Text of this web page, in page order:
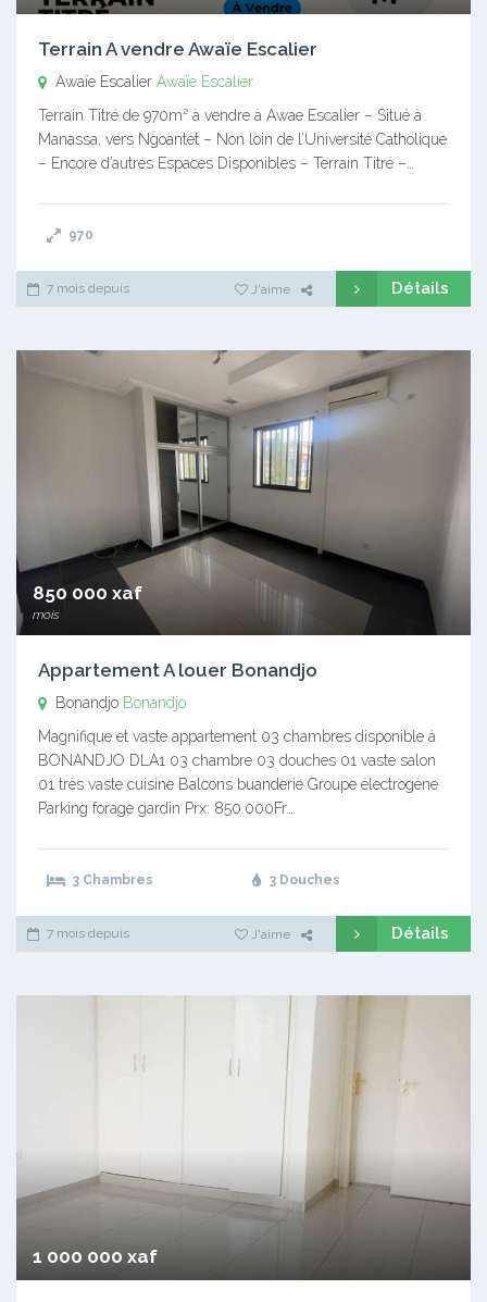
Terrain A vendre Awaïe Escalier
Awaïe Escalier Awaïe Escalier
Terrain Titré de 970m² à vendre à Awae Escalier – Situé à
Manassa, vers Ngoantet – Non loin de l’Université Catholique
– Encore d’autres Espaces Disponibles – Terrain Titré –…
970
7 mois depuis J'aime Détails
850 000 xaf
mois
Appartement A louer Bonandjo
Bonandjo Bonandjo
Magnifique et vaste appartement 03 chambres disponible à
BONANDJO DLA1 03 chambre 03 douches 01 vaste salon
01 très vaste cuisine Balcons buanderie Groupe électrogène
Parking forage gardin Prx: 850.000Fr…
3 Chambres 3 Douches
7 mois depuis J'aime Détails
1 000 000 xaf